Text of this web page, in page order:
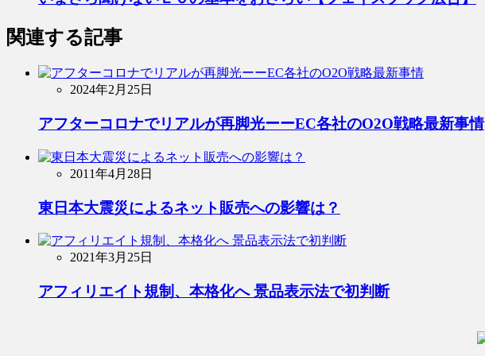
関連する記事
2024年2月25日
アフターコロナでリアルが再脚光ーーEC各社のO2O戦略最新事情
2011年4月28日
東日本大震災によるネット販売への影響は？
2021年3月25日
アフィリエイト規制、本格化へ 景品表示法で初判断